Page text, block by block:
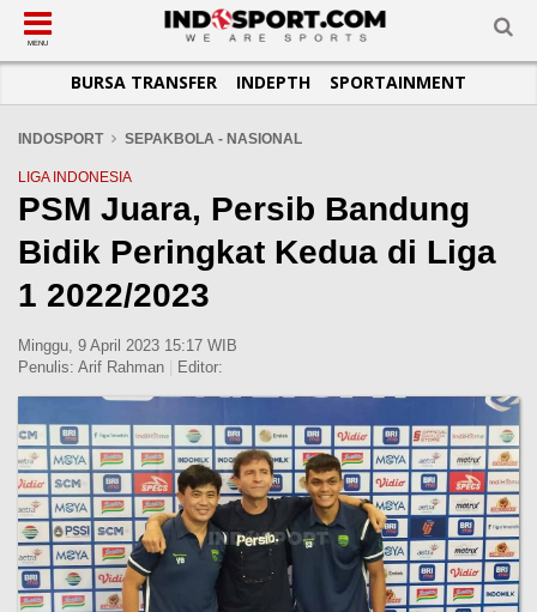
SUB-MENU
SEPAKBOLA
LIGA INGGRIS
LIGA ITALIA
LIGA SPANYOL
LIGA JERMAN
LIGA PRANCIS
LIGA EUROPA
SUB-MENU
SPORTAINMENT
SUB-MENU
OTOMOTIF
OTOMANIA
SUB-MENU
BASKET
FUTSAL
OLIMPIK
E-SPORT
SUB-MENU
JADWAL
SUB-MENU
TOPIK HARI INI
INFOGRAFIS
GALERI FOTO
TEMPAT OLAHRAGA
KOMUNITAS SEHAT
MENU
BURSA TRANSFER INDEPTH SPORTAINMENT
INDOSPORT SEPAKBOLA - NASIONAL
LIGA INDONESIA
PSM Juara, Persib Bandung
Bidik Peringkat Kedua di Liga
1 2022/2023
Minggu, 9 April 2023 15:17 WIB
Penulis: Arif Rahman Editor: